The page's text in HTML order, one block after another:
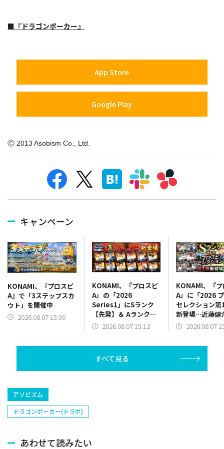
■『ドラゴンポーカー』
App Store
Google Play
Ⓒ 2013 Asobism Co., Ltd.
キャンペーン
KONAMI、『プロスピ
A』で「3ステップスカ
ウト」を開催中
2026.08.07 15:30
KONAMI、『プロスピ
A』の「2026
Series1」にSランク
【先発】＆ Aランク
【野手】新登場…ジェ
塁手)、持丸泰輝(広島/
捕手)など
2026.08.07 15:12
KONAMI、『
A』に「2026
セレクション第
新登場…近藤健
トバンク/右翼
人/抑え)など
2026.08.07
すべて見る
アソビズム
ドラゴンポーカー(ドラポ)
あわせて読みたい